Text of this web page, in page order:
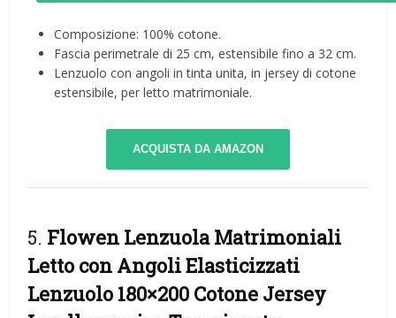
Composizione: 100% cotone.
Fascia perimetrale di 25 cm, estensibile fino a 32 cm.
Lenzuolo con angoli in tinta unita, in jersey di cotone
estensibile, per letto matrimoniale.
ACQUISTA DA AMAZON
5. Flowen Lenzuola Matrimoniali
Letto con Angoli Elasticizzati
Lenzuolo 180×200 Cotone Jersey